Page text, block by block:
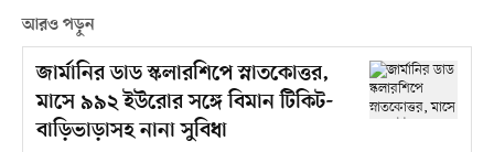
আরও পড়ুন
জার্মানির ডাড স্কলারশিপে স্নাতকোত্তর,
মাসে ৯৯২ ইউরোর সঙ্গে বিমান টিকিট-
বাড়িভাড়াসহ নানা সুবিধা